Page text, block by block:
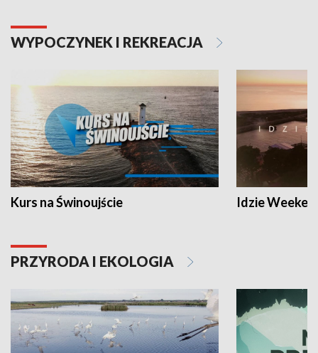
WYPOCZYNEK I REKREACJA
Kurs na Świnoujście Idzie
PRZYRODA I EKOLOGIA